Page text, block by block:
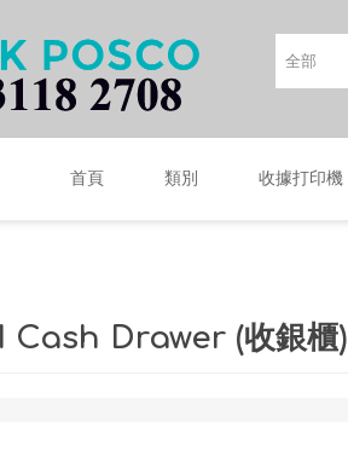
首頁 類別 收據打印機
Cash Drawer (收銀櫃)